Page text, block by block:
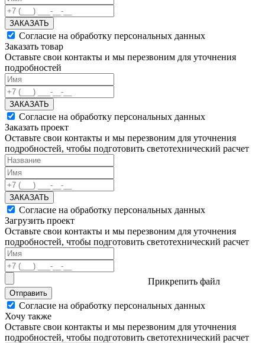
ЗАКАЗАТЬ
Согласие на обработку персональных данных
Заказать товар
Оставьте свои контакты и мы перезвоним для уточнения
подробностей
ЗАКАЗАТЬ
Согласие на обработку персональных данных
Заказать проект
Оставьте свои контакты и мы перезвоним для уточнения
подробностей, чтобы подготовить светотехнический расчет
ЗАКАЗАТЬ
Согласие на обработку персональных данных
Загрузить проект
Оставьте свои контакты и мы перезвоним для уточнения
подробностей, чтобы подготовить светотехнический расчет
Прикрепить файл
Отправить
Согласие на обработку персональных данных
Хочу также
Оставьте свои контакты и мы перезвоним для уточнения
подробностей, чтобы подготовить светотехнический расчет